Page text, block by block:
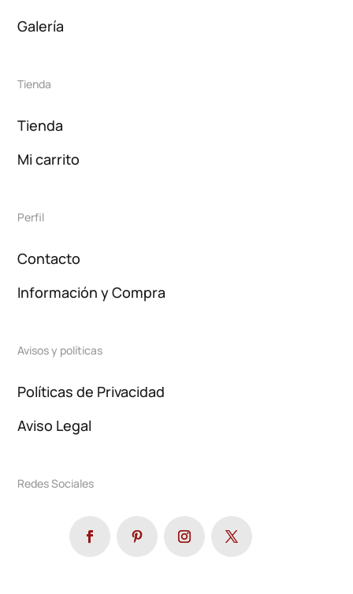
Galería
Tienda
Tienda
Mi carrito
Perfil
Contacto
Información y Compra
Avisos y políticas
Políticas de Privacidad
Aviso Legal
Redes Sociales